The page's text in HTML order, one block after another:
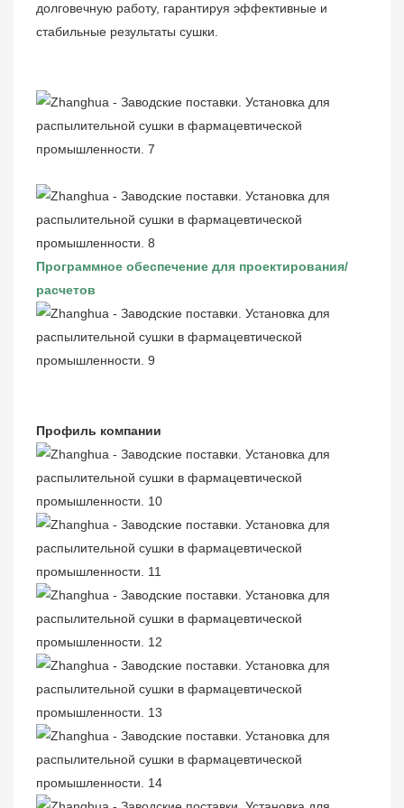
долговечную работу, гарантируя эффективные и
стабильные результаты сушки.
Программное обеспечение для проектирования/
расчетов
Профиль компании